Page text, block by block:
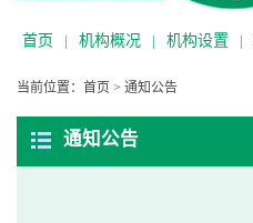
首页 | 机构概况 | 机构设置 |
当前位置： 首页 > 通知公告
通知公告